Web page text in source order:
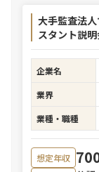
大手監査法
スタント説
企業名
業界
業種・職種
想定年収